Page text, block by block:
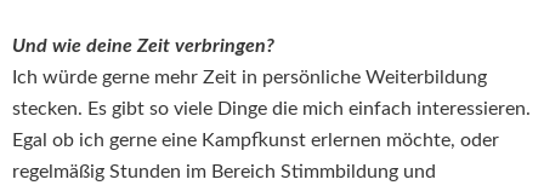
Und wie deine Zeit verbringen?
Ich würde gerne mehr Zeit in persönliche Weiterbildung
stecken. Es gibt so viele Dinge die mich einfach interessieren.
Egal ob ich gerne eine Kampfkunst erlernen möchte, oder
regelmäßig Stunden im Bereich Stimmbildung und